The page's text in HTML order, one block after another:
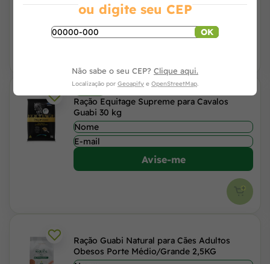
R$ 121,03
ou 4x de R$ 30,88 no cartão
6% OFF
Ração Equitage Supreme para Cavalos
Guabi 30 kg
Avise-me
Ração Guabi Natural para Cães Adultos
Obesos Porte Médio/Grande 2,5KG
ou digite seu CEP
OK
Não sabe o seu CEP? Clique aqui.
Localização por Geoapify e OpenStreetMap